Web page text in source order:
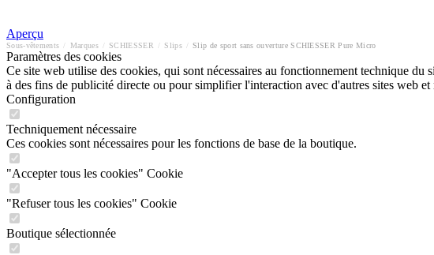
Aperçu
Sous-vêtements Marques SCHIESSER Slips Slip de sport sans ouverture SCHIESSER Pure Micro
Paramètres des cookies
Ce site web utilise des cookies, qui sont nécessaires au fonctionnement technique
à des fins de publicité directe ou pour simplifier l'interaction avec d'autres sites web
Configuration
Techniquement nécessaire
Ces cookies sont nécessaires pour les fonctions de base de la boutique.
"Accepter tous les cookies" Cookie
"Refuser tous les cookies" Cookie
Boutique sélectionnée